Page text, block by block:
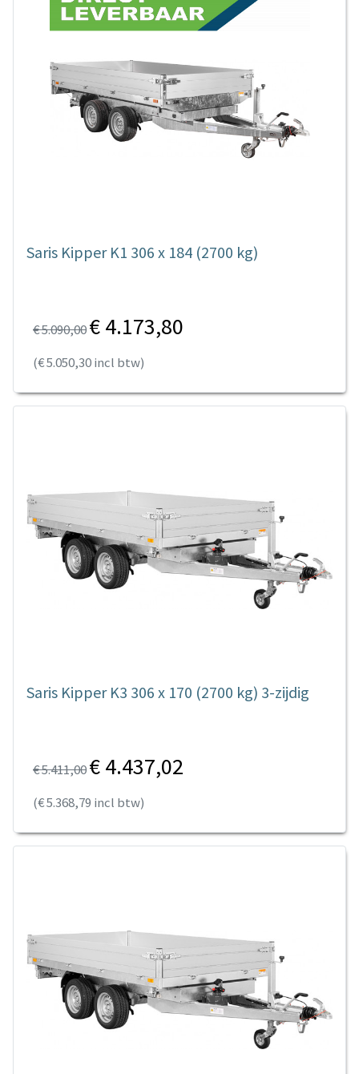
Saris Kipper K1 306 x 184 (2700 kg)
€ 5.090,00€ 4.173,80
(€ 5.050,30 incl btw)
Saris Kipper K3 306 x 170 (2700 kg) 3-zijdig
€ 5.411,00€ 4.437,02
(€ 5.368,79 incl btw)